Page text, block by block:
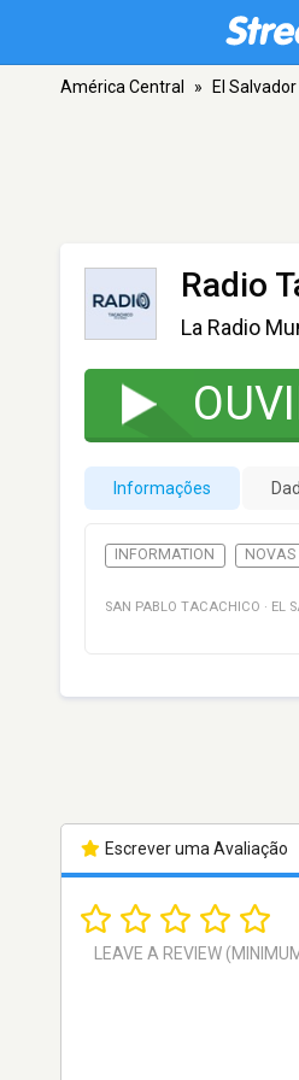
América Central » El Salvador
Radio
La Radio
Informações
INFORMATION NOVAS
SAN PABLO TACACHICO · EL
Escrever uma Avaliação